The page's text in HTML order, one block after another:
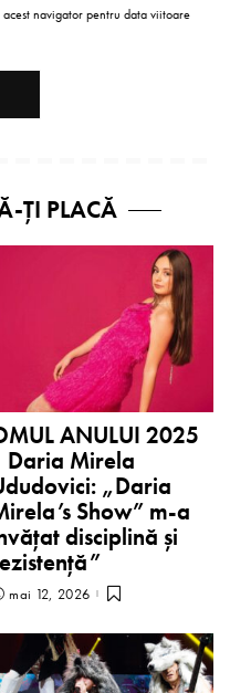
navigator pentru data viitoare
ȚI PLACĂ
ANULUI 2025
Daria Mirela
„Daria
Show” m-a
disciplină și
mai 12, 2026